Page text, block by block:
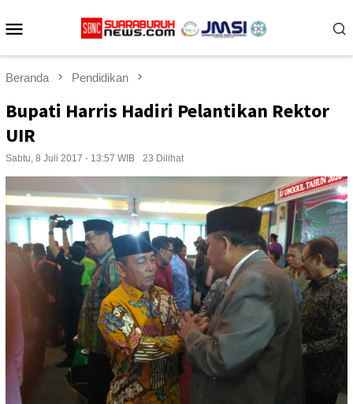
ke
Beranda Pendidikan
Bupati Harris Hadiri Pelantikan Rektor
UIR
Sabtu, 8 Juli 2017 - 13:57 WIB 23 Dilihat